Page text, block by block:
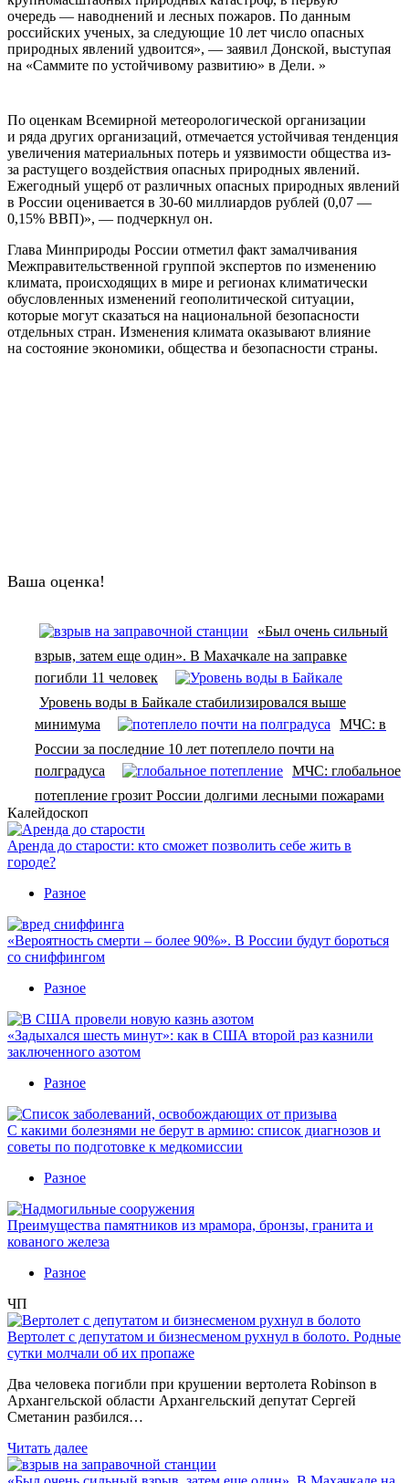
очередь — наводнений и лесных пожаров. По данным
российских ученых, за следующие 10 лет число опасных
природных явлений удвоится», — заявил Донской, выступая
на «Саммите по устойчивому развитию» в Дели. »
По оценкам Всемирной метеорологической организации
и ряда других организаций, отмечается устойчивая тенденция
увеличения материальных потерь и уязвимости общества из-
за растущего воздействия опасных природных явлений.
Ежегодный ущерб от различных опасных природных явлений
в России оценивается в 30-60 миллиардов рублей (0,07 —
0,15% ВВП)», — подчеркнул он.
Глава Минприроды России отметил факт замалчивания
Межправительственной группой экспертов по изменению
климата, происходящих в мире и регионах климатически
обусловленных изменений геополитической ситуации,
которые могут сказаться на национальной безопасности
отдельных стран. Изменения климата оказывают влияние
на состояние экономики, общества и безопасности страны.
Ваша оценка!
«Был очень сильный
взрыв, затем еще один». В Махачкале на заправке
погибли 11 человек
Уровень воды в Байкале стабилизировался выше
минимума
МЧС: в
России за последние 10 лет потеплело почти на
полградуса
МЧС: глобальное
потепление грозит России долгими лесными пожарами
Калейдоскоп
Аренда до старости: кто сможет позволить себе жить в
городе?
Разное
«Вероятность смерти – более 90%». В России будут бороться
со сниффингом
Разное
«Задыхался шесть минут»: как в США второй раз казнили
заключенного азотом
Разное
С какими болезнями не берут в армию: список диагнозов и
советы по подготовке к медкомиссии
Разное
Преимущества памятников из мрамора, бронзы, гранита и
кованого железа
Разное
ЧП
Вертолет с депутатом и бизнесменом рухнул в болото. Родные
сутки молчали об их пропаже
Два человека погибли при крушении вертолета Robinson в
Архангельской области Архангельский депутат Сергей
Сметанин разбился…
Читать далее